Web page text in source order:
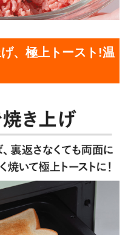
、極上トースト!温